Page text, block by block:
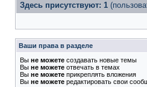
Здесь присутствуют: 1
Ваши права в разделе
Вы не можете создавать новые темы
Вы не можете отвечать в темах
Вы не можете прикреплять вложения
Вы не можете редактировать свои